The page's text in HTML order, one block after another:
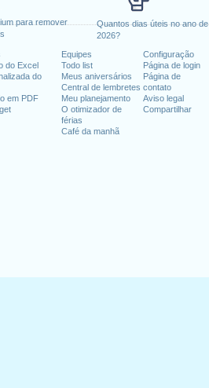
para remover
Quantos dias úteis no ano de
2026?
do Excel
do
em PDF
Equipes
Todo list
Meus aniversários
Central de lembretes
Meu planejamento
O otimizador de
férias
Café da manhã
Configuração
Página de login
Página de
contato
Aviso legal
Compartilhar